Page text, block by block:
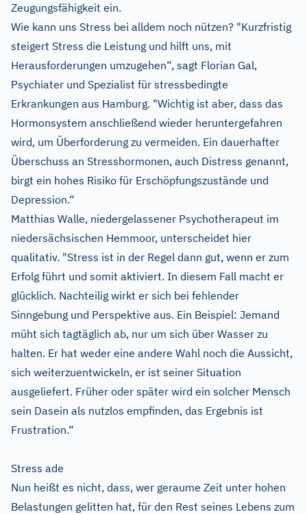
Zeugungsfähigkeit ein.
Wie kann uns Stress bei alldem noch nützen? "Kurzfristig
steigert Stress die Leistung und hilft uns, mit
Herausforderungen umzugehen“, sagt Florian Gal,
Psychiater und Spezialist für stressbedingte
Erkrankungen aus Hamburg. "Wichtig ist aber, dass das
Hormonsystem anschließend wieder heruntergefahren
wird, um Überforderung zu vermeiden. Ein dauerhafter
Überschuss an Stresshormonen, auch Distress genannt,
birgt ein hohes Risiko für Erschöpfungszustände und
Depression.“
Matthias Walle, niedergelassener Psychotherapeut im
niedersächsischen Hemmoor, unterscheidet hier
qualitativ. "Stress ist in der Regel dann gut, wenn er zum
Erfolg führt und somit aktiviert. In diesem Fall macht er
glücklich. Nachteilig wirkt er sich bei fehlender
Sinngebung und Perspektive aus. Ein Beispiel: Jemand
müht sich tagtäglich ab, nur um sich über Wasser zu
halten. Er hat weder eine andere Wahl noch die Aussicht,
sich weiterzuentwickeln, er ist seiner Situation
ausgeliefert. Früher oder später wird ein solcher Mensch
sein Dasein als nutzlos empfinden, das Ergebnis ist
Frustration.“
Stress ade
Nun heißt es nicht, dass, wer geraume Zeit unter hohen
Belastungen gelitten hat, für den Rest seines Lebens zum